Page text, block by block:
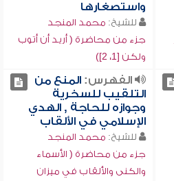
واستصغارها
للشيخ: محمد المنجد
جزء من محاضرة ( أريد أن أتوب
ولكن [1، 2])
الفهرس:المنع من
التلقيب للسخرية
وجوازه للحاجة , الهدي
الإسلامي في الألقاب
للشيخ: محمد المنجد
جزء من محاضرة ( الأسماء
والكنى والألقاب في ميزان